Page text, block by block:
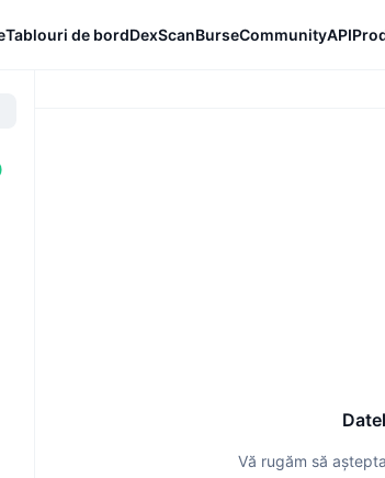
Tablouri de bordDexScanBurseCommunityAPI
h)
Vă rugăm să